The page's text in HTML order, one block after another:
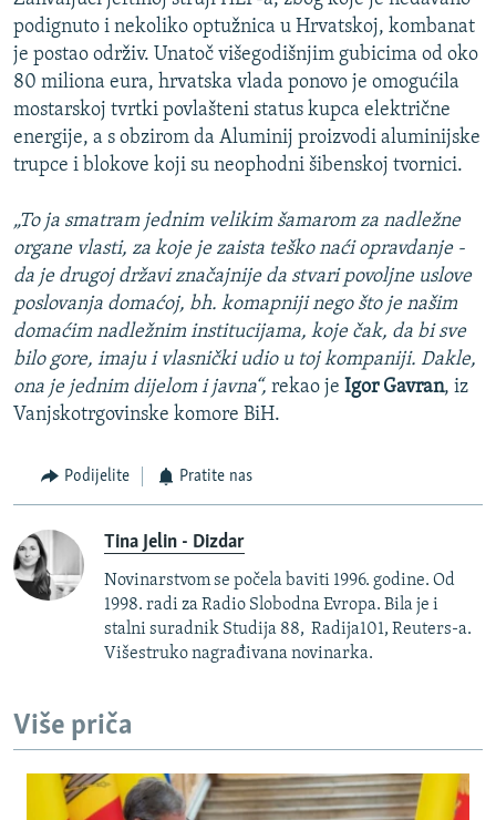
podignuto i nekoliko optužnica u Hrvatskoj, kombanat
je postao održiv. Unatoč višegodišnjim gubicima od oko
80 miliona eura, hrvatska vlada ponovo je omogućila
mostarskoj tvrtki povlašteni status kupca električne
energije, a s obzirom da Aluminij proizvodi aluminijske
trupce i blokove koji su neophodni šibenskoj tvornici.
„To ja smatram jednim velikim šamarom za nadležne
organe vlasti, za koje je zaista teško naći opravdanje -
da je drugoj državi značajnije da stvari povoljne uslove
poslovanja domaćoj, bh. komapniji nego što je našim
domaćim nadležnim institucijama, koje čak, da bi sve
bilo gore, imaju i vlasnički udio u toj kompaniji. Dakle,
ona je jednim dijelom i javna“, rekao je Igor Gavran, iz
Vanjskotrgovinske komore BiH.
Podijelite Pratite nas
Tina Jelin - Dizdar
Novinarstvom se počela baviti 1996. godine. Od
1998. radi za Radio Slobodna Evropa. Bila je i
stalni suradnik Studija 88, Radija101, Reuters-a.
Višestruko nagrađivana novinarka.
Više priča